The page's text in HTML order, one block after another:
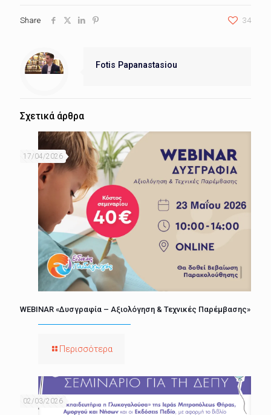
Share 34
Fotis Papanastasiou
Σχετικά άρθρα
17/04/2026
WEBINAR «Δυσγραφία – Αξιολόγηση & Τεχνικές Παρέμβασης»
Περισσότερα
02/03/2026